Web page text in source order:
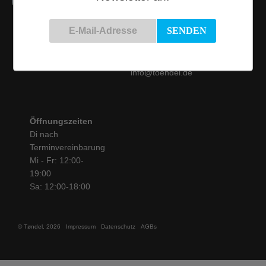
Siemensstraße 9
50825 Köln
info@toendel.de
Öffnungszeiten
Di nach
Terminvereinbarung
Mi - Fr: 12:00-
19:00
Sa: 12:00-18:00
© Tøndel, 2026 Impressum Datenschutz AGBs